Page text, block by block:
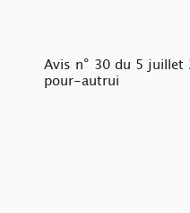
Avis n° 30 du 5 juillet
pour-autrui